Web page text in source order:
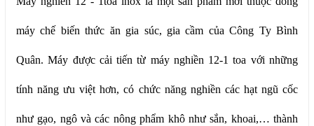
máy chế biến thức ăn gia súc, gia cầm của Công Ty Bình
Quân. Máy được cải tiến từ máy nghiền 12-1 toa với những
tính năng ưu việt hơn, có chức năng nghiền các hạt ngũ cốc
như gạo, ngô và các nông phẩm khô như sắn, khoai,… thành